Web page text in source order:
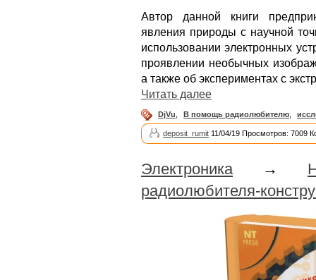
Автор данной книги
явления природы с научной
использовании электронных
проявлении необычных
а также об экспериментах с
Читать далее
DjVu В помощь радиолюбителю
deposit_rumit 11/04/19 Просмотров: 7009
Электроника→
радиолюбителя-